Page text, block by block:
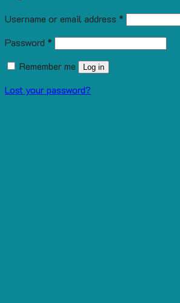
Username or email address *
Password *
Remember me
Log in
Lost your password?